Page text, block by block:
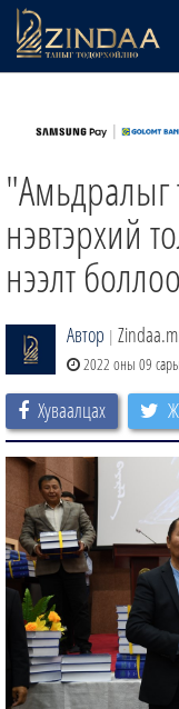
ТВ8
ӨГЛӨӨНИЙ СОНИН
АУДИО ЗОХИОЛ
ЗИНДАА СЭТГҮҮЛ
"Амьдралыг
нэвтэрхий
нээлт боллоо
Автор |
2022 оны 09
Хуваалцах